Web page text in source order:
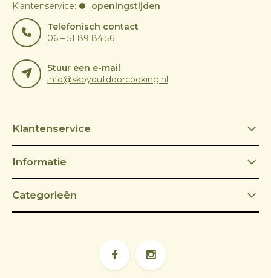
Klantenservice:
openingstijden
Telefonisch contact
06 – 51 89 84 56
Stuur een e-mail
info@skoyoutdoorcooking.nl
Klantenservice
Informatie
Categorieën